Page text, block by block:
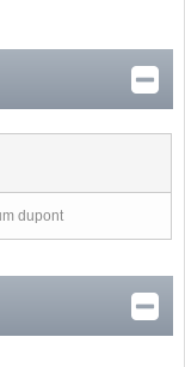
dupont